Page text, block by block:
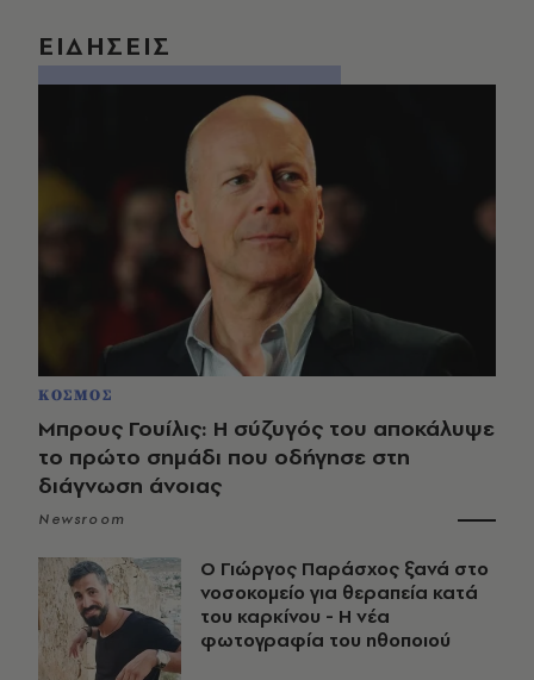
ΕΙΔΗΣΕΙΣ
ΚΟΣΜΟΣ
Μπρους Γουίλις: Η σύζυγός του αποκάλυψε
το πρώτο σημάδι που οδήγησε στη
διάγνωση άνοιας
Newsroom
O Γιώργος Παράσχος ξανά στο
νοσοκομείο για θεραπεία κατά
του καρκίνου - Η νέα
φωτογραφία του ηθοποιού